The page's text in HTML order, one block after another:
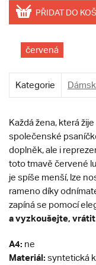
PŘIDAT DO
červená
Kategorie
Každá žena, která
společenské
doplněk, ale i
toto tmavě červené
je spíše menší, lze
rameno díky
zapíná se pomocí
a vyzkoušejte, vrátit
A4: ne
Materiál: syntetická